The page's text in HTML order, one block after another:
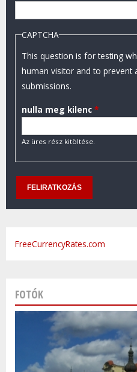
CAPTCHA
This question is for testing
human visitor and to prevent
submissions.
nulla meg kilenc *
Az üres rész kitöltése.
FreeCurrencyRates.com
FOTÓK